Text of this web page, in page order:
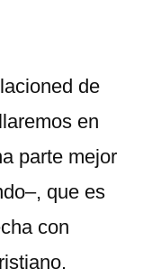
de
en
parte mejor
que es
con